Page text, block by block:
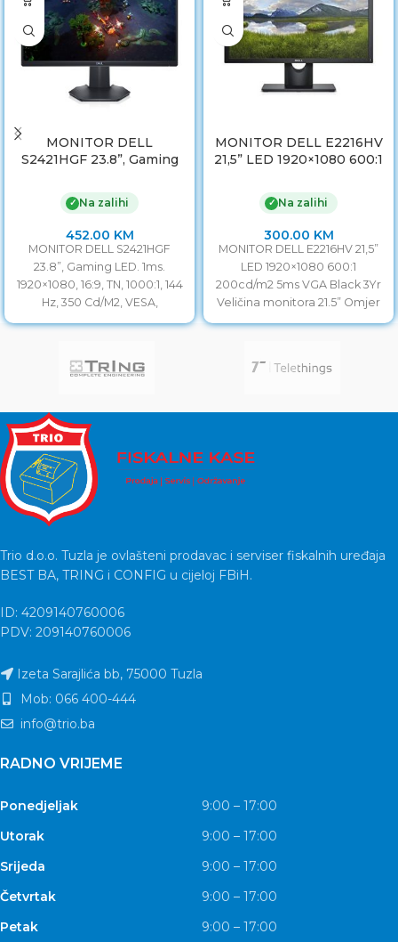
MONITOR DELL
S2421HGF 23.8”, Gaming
TN, 1000:1, 144 Hz, 350
Cd/M2, VESA, DisplayPort,
HDMI, USB, 3godGAR.
✓ Na zalihi
452.00 KM
MONITOR DELL S2421HGF
23.8”, Gaming LED. 1ms.
1920×1080, 16:9, TN, 1000:1, 144
Hz, 350 Cd/M2, VESA,
DisplayPort, HDMI, USB,
MONITOR DELL E2216HV
21,5” LED 1920×1080 600:1
3Yr
✓ Na zalihi
300.00 KM
MONITOR DELL E2216HV 21,5”
LED 1920×1080 600:1
200cd/m2 5ms VGA Black 3Yr
Veličina monitora 21.5” Omjer
monitora 16:9 Vrijeme odziva
Trio d.o.o. Tuzla je ovlašteni prodavac i serviser fiskalnih uređaja
BEST BA, TRING i CONFIG u cijeloj FBiH.
ID: 4209140760006
PDV: 209140760006
Izeta Sarajlića bb, 75000 Tuzla
Mob: 066 400-444
info@trio.ba
RADNO VRIJEME
Ponedjeljak
9:00 – 17:00
Utorak
9:00 – 17:00
Srijeda
9:00 – 17:00
Četvrtak
9:00 – 17:00
Petak
9:00 – 17:00